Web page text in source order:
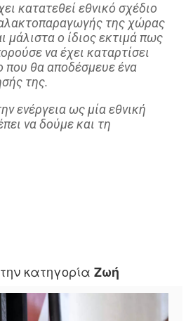
κατατεθεί εθνικό σχέδιο
της χώρας
μάλιστα ο ίδιος εκτιμά πως
να έχει καταρτίσει
που θα αποδέσμευε ένα
της.
ενέργεια ως μία εθνική
να δούμε και τη
κατηγορία Ζωή